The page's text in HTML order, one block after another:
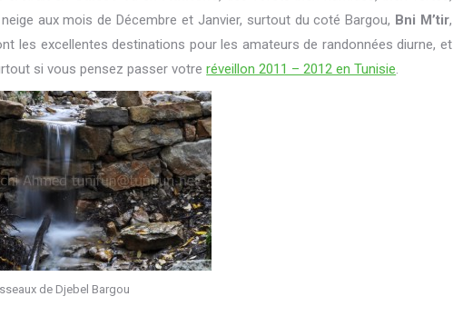
aux mois de Décembre et Janvier, surtout du coté Bargou, Bni M’tir,
les excellentes destinations pour les amateurs de randonnées diurne, et
si vous pensez passer votreréveillon 2011 – 2012 en Tunisie.
de Djebel Bargou